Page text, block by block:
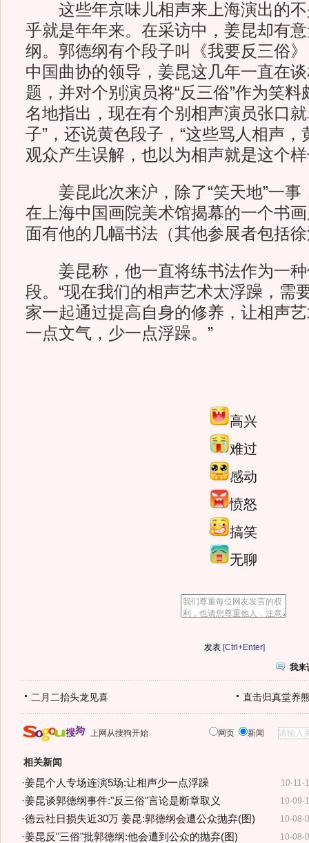
这些年京味儿相声来上海演出的不
乎就是年年来。在采访中，姜昆却有
纲。郭德纲有个段子叫《我要反三俗
中国曲协的领导，姜昆这几年一直在谈
题，并对个别演员将“反三俗”作为笑
名地指出，现在有个别相声演员张口
子”，还说黄色段子，“这些骂人相声
观众产生误解，也以为相声就是这个样
姜昆此次来沪，除了“笑天地”一事
在上海中国画院美术馆揭幕的一个书
面有他的几幅书法（其他参展者包括
姜昆称，他一直将练书法作为一种
段。“现在我们的相声艺术太浮躁，需
家一起通过提高自身的修养，让相声
一点文气，少一点浮躁。”
高兴
难过
感动
愤怒
搞笑
无聊
[Ctrl+Enter]
我来
二月二抬头龙见喜 直击归真堂养
上网从搜狗开始 网页 新闻
相关新闻
10-11-
·姜昆个人专场连演5场:让相声少一点浮躁
10-09-
·姜昆谈郭德纲事件:"反三俗"言论是断章取义
10-08-
·德云社日损失近30万 姜昆:郭德纲会遭公众抛弃(图)
10-08-
·姜昆反"三俗"批郭德纲:他会遭到公众的抛弃(图)